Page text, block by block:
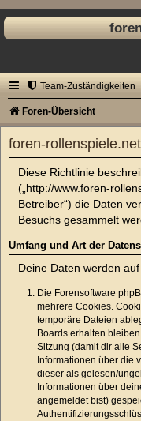
Team-Zuständigkeiten
Foren-Übersicht
foren-
Diese Richtlinie
(„http://www.foren-
Betreiber“) die Daten
Besuchs gesammelt
Umfang und Art der
Deine Daten werden
Die Forensoftware
mehrere Cookies.
temporäre Dateien
Boards erhalten
Sitzung (damit dir alle
Informationen über die
dieser als gelesen/
Informationen über
angemeldet bist)